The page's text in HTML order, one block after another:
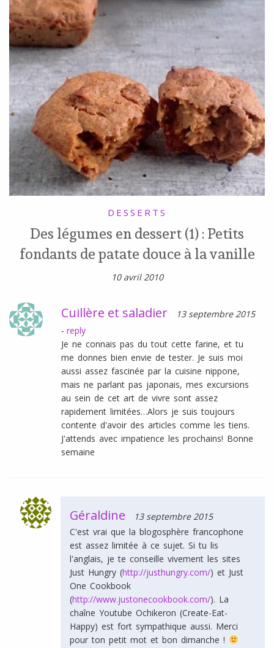
DESSERTS
Des légumes en dessert (1) : Petits
fondants de patate douce à la vanille
10 avril 2010
Cuillère et saladier
13 septembre 2015
- reply
Je ne connais pas du tout cette farine, et tu
me donnes bien envie de tester. Je suis moi
aussi assez fascinée par la cuisine nippone,
mais ne parlant pas japonais, mes excursions
au sein de cet art de vivre sont assez
rapidement limitées…Alors je suis toujours
contente d'avoir des articles comme les tiens.
J'attends avec impatience les prochains! Bonne
semaine
Géraldine
13 septembre 2015
C'est vrai que la blogosphère francophone
est assez limitée à ce sujet. Si tu lis
l'anglais, je te conseille vivement les sites
Just Hungry (http://justhungry.com/) et Just
One Cookbook
(http://www.justonecookbook.com/). La
chaîne Youtube Ochikeron (Create-Eat-
Happy) est fort sympathique aussi. Merci
pour ton petit mot et bon dimanche !